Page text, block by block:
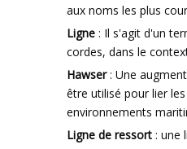
aux noms les plus
Ligne : Il s'agit d'un
cordes, dans le
Hawser: Une
être utilisé pour lier
environnements
Ligne de ressort : une